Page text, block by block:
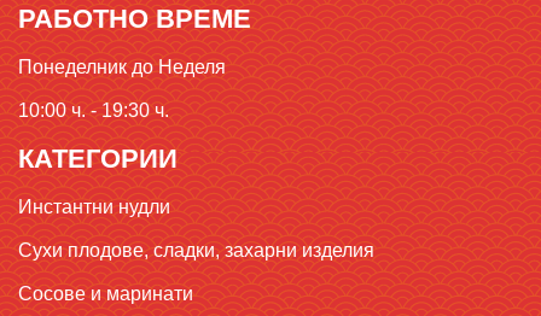
РАБОТНО ВРЕМЕ
Понеделник до Неделя
10:00 ч. - 19:30 ч.
КАТЕГОРИИ
Инстантни нудли
Сухи плодове, сладки, захарни изделия
Сосове и маринати